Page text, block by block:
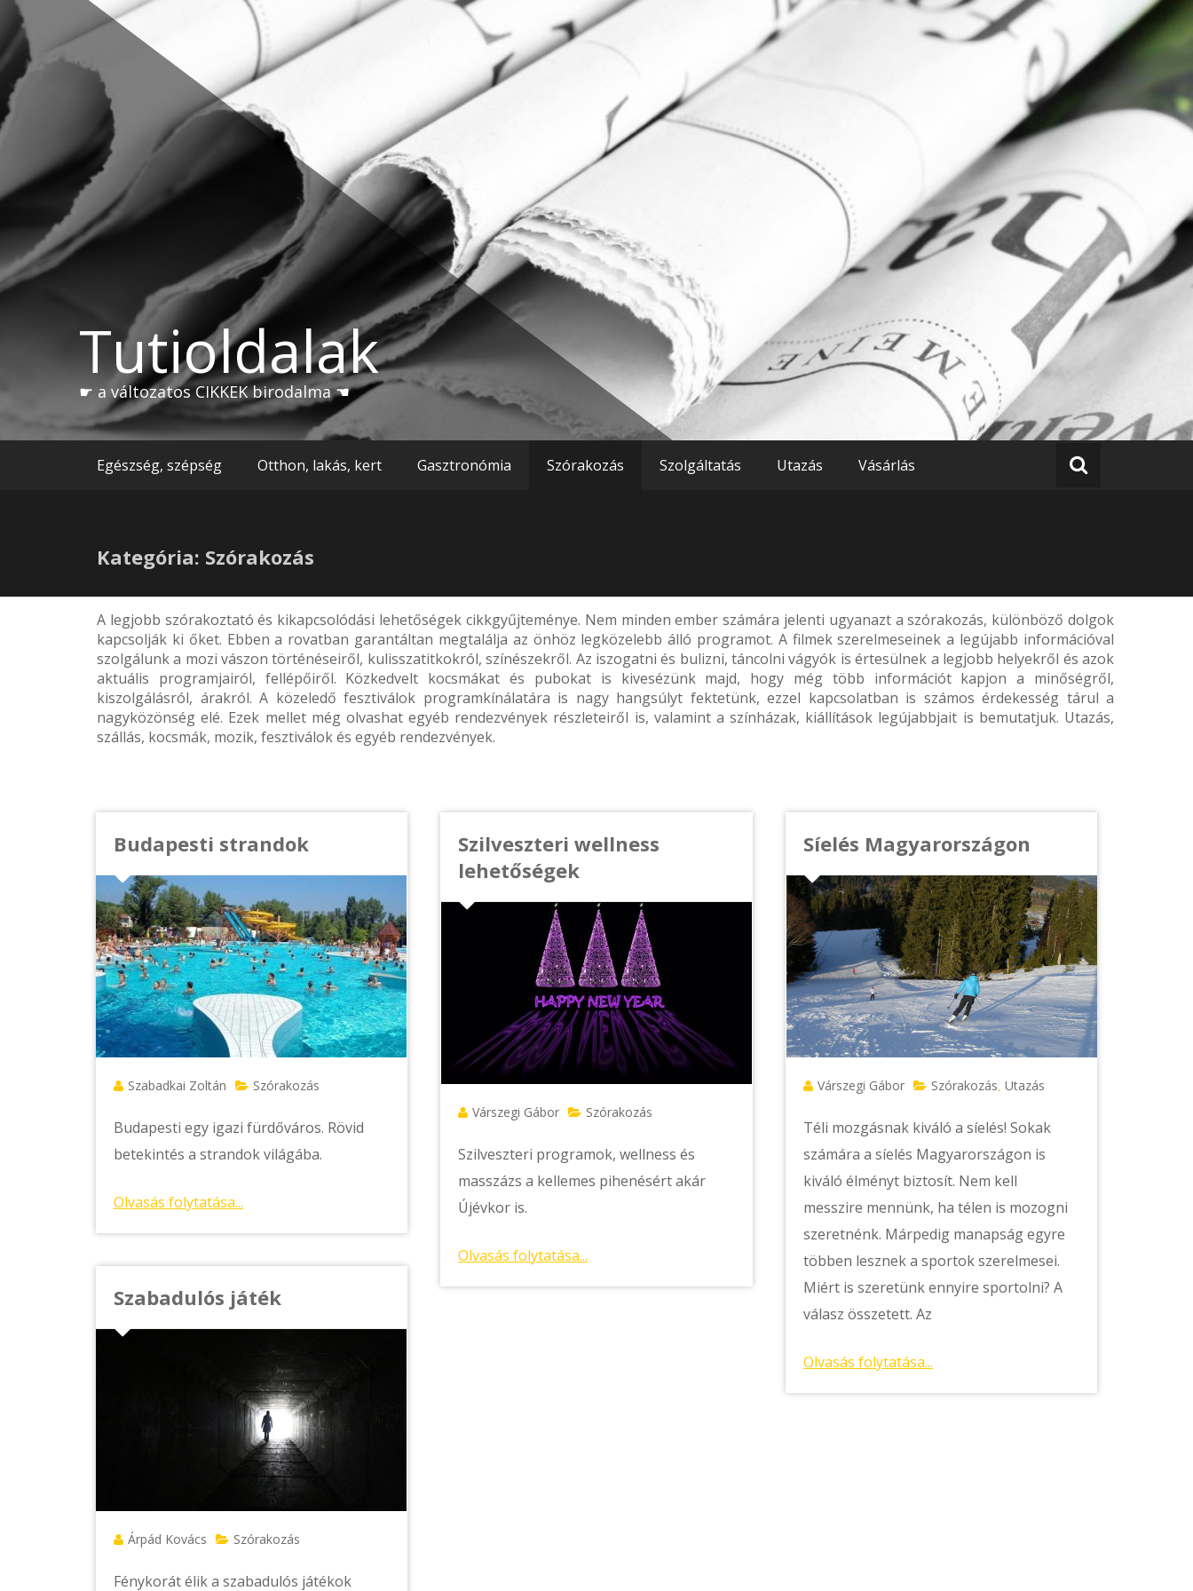
Skip
content
Tutioldalak
☛ a változatos CIKKEK birodalma ☚
Egészség, szépség Otthon, lakás, kert Gasztronómia Szórakozás Szolgáltatás Utazás Vásárlás
Kategória: Szórakozás
A legjobb szórakoztató és kikapcsolódási lehetőségek cikkgyűjteménye. Nem minden ember számára jelenti ugyanazt a szórakozás, különböző dolgok
kapcsolják ki őket. Ebben a rovatban garantáltan megtalálja az önhöz legközelebb álló programot. A filmek szerelmeseinek a legújabb információval
szolgálunk a mozi vászon történéseiről, kulisszatitkokról, színészekről. Az iszogatni és bulizni, táncolni vágyók is értesülnek a legjobb helyekről és azok
aktuális programjairól, fellépőiről. Közkedvelt kocsmákat és pubokat is kivesézünk majd, hogy még több információt kapjon a minőségről,
kiszolgálásról, árakról. A közeledő fesztiválok programkínálatára is nagy hangsúlyt fektetünk, ezzel kapcsolatban is számos érdekesség tárul a
nagyközönség elé. Ezek mellet még olvashat egyéb rendezvények részleteiről is, valamint a színházak, kiállítások legújabbjait is bemutatjuk. Utazás,
szállás, kocsmák, mozik, fesztiválok és egyéb rendezvények.
Budapesti strandok
Szabadkai Zoltán Szórakozás
Budapesti egy igazi fürdőváros. Rövid
betekintés a strandok világába.
Olvasás folytatása...
Szilveszteri wellness
lehetőségek
Várszegi Gábor Szórakozás
Szilveszteri programok, wellness és
masszázs a kellemes pihenésért akár
Újévkor is.
Olvasás folytatása...
Síelés Magyarországon
Várszegi Gábor Szórakozás Utazás
Téli mozgásnak kiváló a síelés! Sokak
számára a síelés Magyarországon is
kiváló élményt biztosít. Nem kell
messzire mennünk, ha télen is mozogni
szeretnénk. Márpedig manapság egyre
többen lesznek a sportok szerelmesei.
Miért is szeretünk ennyire sportolni? A
válasz összetett. Az
Olvasás folytatása...
Szabadulós játék
Árpád Kovács Szórakozás
Fénykorát élik a szabadulós játékok